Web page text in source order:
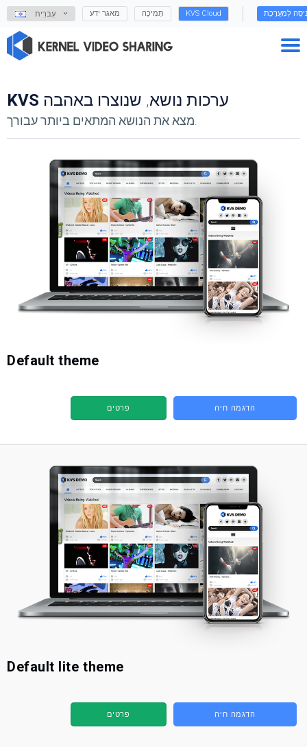
עִברִית מאגר ידע תְמִיכָה KVS Cloud לַמַעֲרֶכֶת
KVS ערכות נושא, שנוצרו באהבה
Default theme
פרטים הדגמה חיה
Default lite theme
פרטים הדגמה חיה